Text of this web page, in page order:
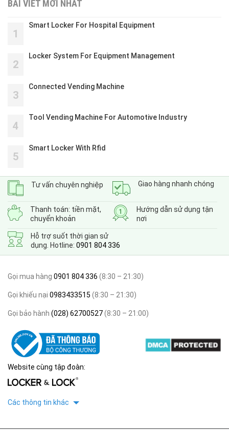
BÀI VIẾT MỚI NHẤT
1
Smart Locker For Hospital Equipment
2
Locker System For Equipment Management
3
Connected Vending Machine
4
Tool Vending Machine For Automotive Industry
5
Smart Locker With Rfid
Tư vấn chuyên nghiệp Giao hàng nhanh chóng
Thanh toán: tiền mặt,
chuyển khoản
Hướng dẫn sử dụng tận
nơi
Hỗ trợ suốt thời gian sử
dụng. Hotline: 0901 804 336
Gọi mua hàng 0901 804 336 (8:30 – 21:30)
Gọi khiếu nại 0983433515 (8:30 – 21:30)
Gọi bảo hành (028) 62700527(8:30 – 21:00)
Website cùng tập đoàn:
Các thông tin khác